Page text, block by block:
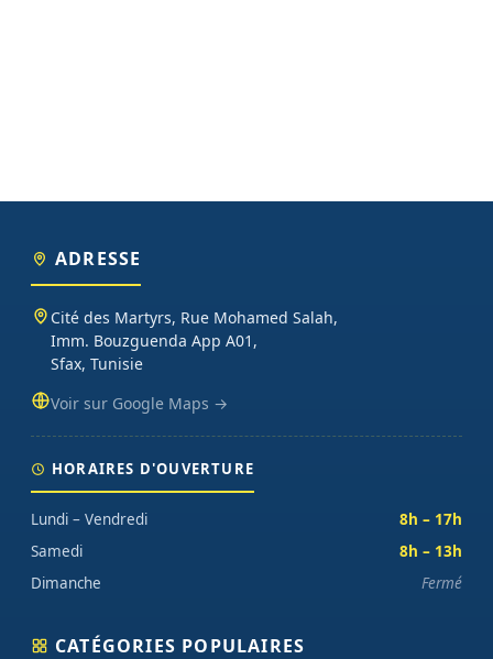
ADRESSE
Cité des Martyrs, Rue Mohamed Salah,
Imm. Bouzguenda App A01,
Sfax, Tunisie
Voir sur Google Maps →
HORAIRES D'OUVERTURE
Lundi – Vendredi
8h – 17h
Samedi
8h – 13h
Dimanche
Fermé
CATÉGORIES POPULAIRES